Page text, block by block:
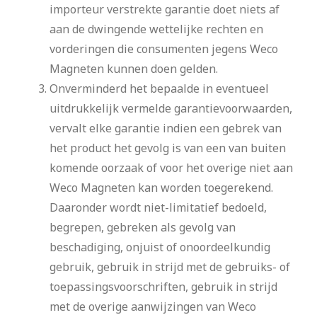
importeur verstrekte garantie doet niets af
aan de dwingende wettelijke rechten en
vorderingen die consumenten jegens Weco
Magneten kunnen doen gelden.
Onverminderd het bepaalde in eventueel
uitdrukkelijk vermelde garantievoorwaarden,
vervalt elke garantie indien een gebrek van
het product het gevolg is van een van buiten
komende oorzaak of voor het overige niet aan
Weco Magneten kan worden toegerekend.
Daaronder wordt niet-limitatief bedoeld,
begrepen, gebreken als gevolg van
beschadiging, onjuist of onoordeelkundig
gebruik, gebruik in strijd met de gebruiks- of
toepassingsvoorschriften, gebruik in strijd
met de overige aanwijzingen van Weco